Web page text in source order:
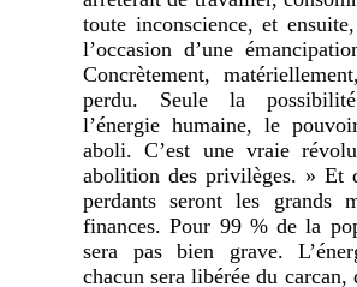
toute inconscience, et
l’occasion d’une
Concrètement,
perdu. Seule la
l’énergie humaine, le
aboli. C’est une vraie
abolition des privilèges. » Et
perdants seront les grands
finances. Pour 99 % de la
sera pas bien grave.
chacun sera libérée du carcan,